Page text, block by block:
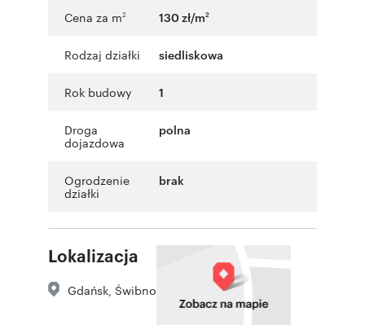
Cena za m2 130 zł/m2
Rodzaj działki siedliskowa
Rok budowy 1
Droga
dojazdowa
polna
Ogrodzenie
działki
brak
Lokalizacja
Gdańsk Świbno